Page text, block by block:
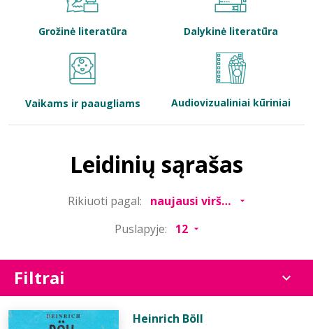
Bibliotekoms
Grožinė literatūra Dalykinė literatūra
Vaikams ir paaugliams Audiovizualiniai kūriniai
Leidinių sąrašas
Rikiuoti pagal:
Puslapyje:
Filtrai
Heinrich Böll